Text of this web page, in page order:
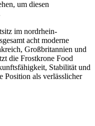
um diesen
im nordrhein-
acht moderne
Großbritannien und
die Frostkrone Food
Stabilität und
Position als verlässlicher